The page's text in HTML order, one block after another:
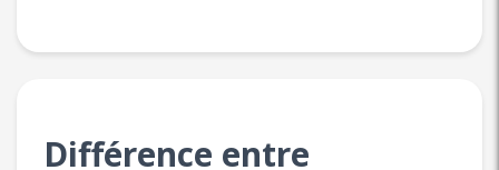
Différence entre